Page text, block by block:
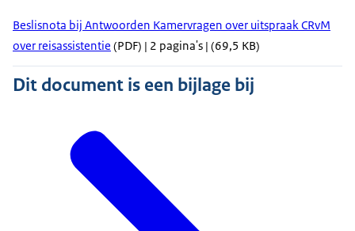
Beslisnota bij Antwoorden Kamervragen over uitspraak CRvM
over reisassistentie (PDF) | 2 pagina's | (69,5 KB)
Dit document is een bijlage bij